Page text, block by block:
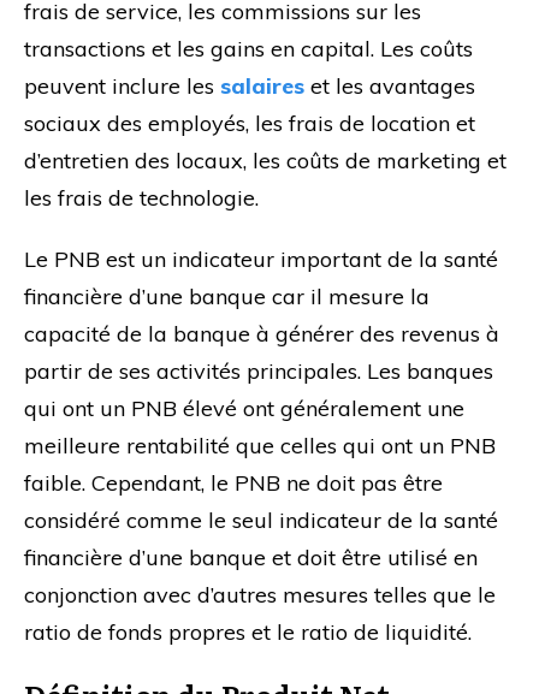
frais de service, les commissions sur les
transactions et les gains en capital. Les coûts
peuvent inclure les salaires et les avantages
sociaux des employés, les frais de location et
d’entretien des locaux, les coûts de marketing et
les frais de technologie.
Le PNB est un indicateur important de la santé
financière d’une banque car il mesure la
capacité de la banque à générer des revenus à
partir de ses activités principales. Les banques
qui ont un PNB élevé ont généralement une
meilleure rentabilité que celles qui ont un PNB
faible. Cependant, le PNB ne doit pas être
considéré comme le seul indicateur de la santé
financière d’une banque et doit être utilisé en
conjonction avec d’autres mesures telles que le
ratio de fonds propres et le ratio de liquidité.